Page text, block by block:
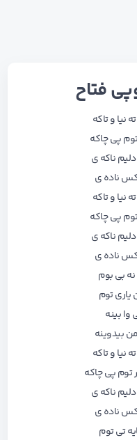
فتاح
نیا و تاکه
ناکه ی
ناده ی
نیا و تاکه
ناکه ی
ناده ی
نه بی بوم
یاری توم
وا بینه
بیدوینه
نیا و تاکه
توم پی چاکه
ناکه ی
ناده ی
تی توم